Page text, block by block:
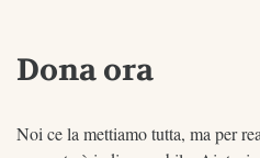
Dona ora
Noi ce la mettiamo tutta, ma per